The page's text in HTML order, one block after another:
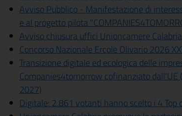
Avviso Pubblico - Manifestazione di
e al progetto pilota
Avviso chiusura uffici Unioncamere
Concorso Nazionale Ercole Olivario 2026
Transizione digitale ed ecologica delle
Companies4tomorrow cofinanziato dall'UE
2027)
Digitale: 2.861 votanti hanno scelto i 4 Top